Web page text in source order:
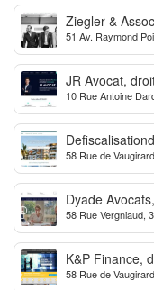
Ziegler &
cryptomonnaie
51 Av. Raymond
JR Avocat,
10 Rue Antoine
Outre-mer
58 Rue de
Dyade
MDPH
58 Rue Vergniaud,
K&P Finance,
58 Rue de